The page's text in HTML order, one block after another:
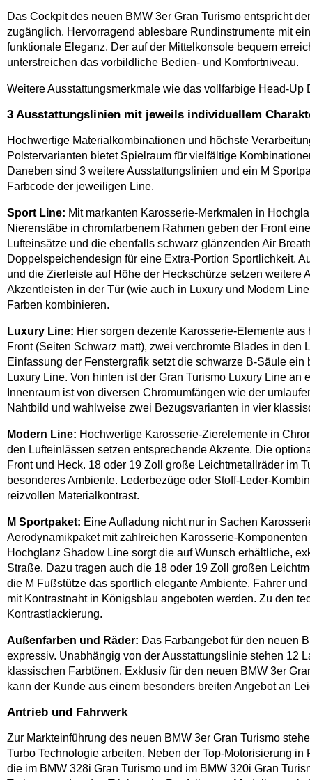
Das Cockpit des neuen BMW 3er Gran Turismo entspricht
zugänglich. Hervorragend ablesbare Rundinstrumente mit
funktionale Eleganz. Der auf der Mittelkonsole bequem
unterstreichen das vorbildliche Bedien- und Komfortniveau.
Weitere Ausstattungsmerkmale wie das vollfarbige Head-
3 Ausstattungslinien mit jeweils individuellem
Hochwertige Materialkombinationen und höchste
Polstervarianten bietet Spielraum für vielfältige
Daneben sind 3 weitere Ausstattungslinien und ein M
Farbcode der jeweiligen Line.
Sport Line: Mit markanten Karosserie-Merkmalen in
Nierenstäbe in chromfarbenem Rahmen geben der Front
Lufteinsätze und die ebenfalls schwarz glänzenden Air
Doppelspeichendesign für eine Extra-Portion Sportlichkeit.
und die Zierleiste auf Höhe der Heckschürze setzen weitere
Akzentleisten in der Tür (wie auch in Luxury und Modern
Farben kombinieren.
Luxury Line: Hier sorgen dezente Karosserie-Elemente
Front (Seiten Schwarz matt), zwei verchromte Blades in
Einfassung der Fenstergrafik setzt die schwarze B-Säule
Luxury Line. Von hinten ist der Gran Turismo Luxury Line
Innenraum ist von diversen Chromumfängen wie der
Nahtbild und wahlweise zwei Bezugsvarianten in vier
Modern Line: Hochwertige Karosserie-Zierelemente in
den Lufteinlässen setzen entsprechende Akzente. Die
Front und Heck. 18 oder 19 Zoll große Leichtmetallräder im
besonderes Ambiente. Lederbezüge oder Stoff-Leder-
reizvollen Materialkontrast.
M Sportpaket: Eine Aufladung nicht nur in Sachen
Aerodynamikpaket mit zahlreichen Karosserie-
Hochglanz Shadow Line sorgt die auf Wunsch erhältliche,
Straße. Dazu tragen auch die 18 oder 19 Zoll großen
die M Fußstütze das sportlich elegante Ambiente. Fahrer
mit Kontrastnaht in Königsblau angeboten werden. Zu den
Kontrastlackierung.
Außenfarben und Räder: Das Farbangebot für den neuen
expressiv. Unabhängig von der Ausstattungslinie stehen 12
klassischen Farbtönen. Exklusiv für den neuen BMW 3er
kann der Kunde aus einem besonders breiten Angebot an
Antrieb und Fahrwerk
Zur Markteinführung des neuen BMW 3er Gran Turismo
Turbo Technologie arbeiten. Neben der Top-Motorisierung
die im BMW 328i Gran Turismo und im BMW 320i Gran